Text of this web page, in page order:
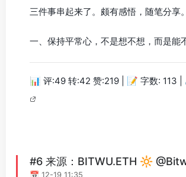
三件事串起来了。颇有感悟，随笔分享。
一、保持平常心，不是想不想，而是能
📊 评:49 转:42 赞:219 | 📝 字数: 113 |
#6 来源：BITWU.ETH 🔆
📅 12-19 11:35